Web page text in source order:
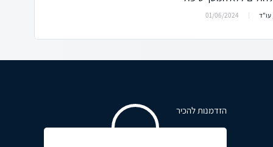
עו"ד 01/06/2024
הזדמנות להכיר